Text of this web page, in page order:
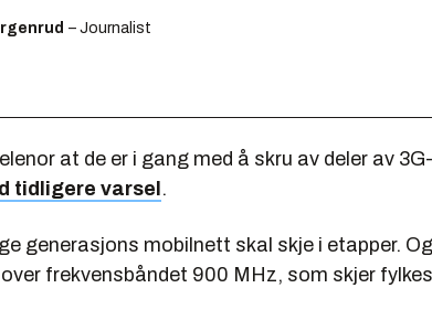
– Journalist
at de er i gang med å skru av deler av
tidligere varsel .
generasjons mobilnett skal skje i etapper.
frekvensbåndet 900 MHz, som skjer